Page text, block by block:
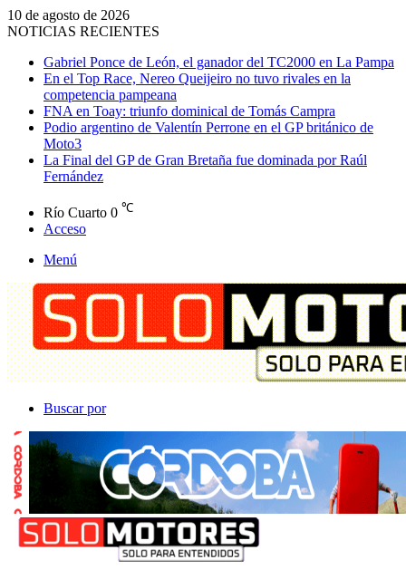
10 de agosto de 2026
NOTICIAS RECIENTES
Gabriel Ponce de León, el ganador del TC2000 en La Pampa
En el Top Race, Nereo Queijeiro no tuvo rivales en la
competencia pampeana
FNA en Toay: triunfo dominical de Tomás Campra
Podio argentino de Valentín Perrone en el GP británico de
Moto3
La Final del GP de Gran Bretaña fue dominada por Raúl
Fernández
Río Cuarto 0 ℃
Acceso
Menú
Buscar por